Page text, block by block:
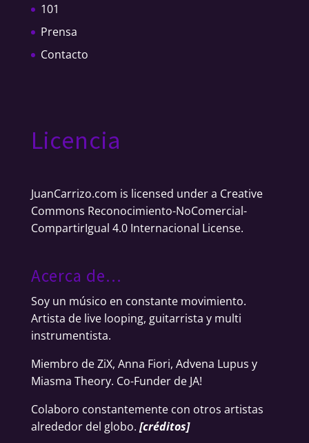
101
Prensa
Contacto
Licencia
JuanCarrizo.com is licensed under a Creative
Commons Reconocimiento-NoComercial-
CompartirIgual 4.0 Internacional License.
Acerca de…
Soy un músico en constante movimiento.
Artista de live looping, guitarrista y multi
instrumentista.
Miembro de ZiX, Anna Fiori, Advena Lupus y
Miasma Theory. Co-Funder de JA!
Colaboro constantemente con otros artistas
alrededor del globo. [créditos]